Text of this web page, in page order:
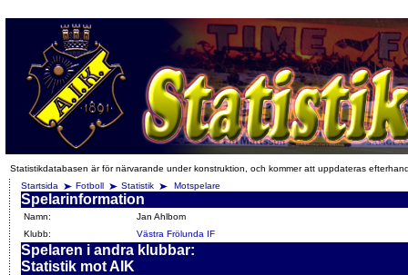
Statistikdatabasen är för närvarande under konstruktion, och kommer att uppdateras
Startsida
Fotboll Statistik Motspelare
Spelarinformation
Namn:
Jan Ahlbom
Klubb:
Västra Frölunda IF
Spelaren i andra klubbar:
Statistik mot AIK